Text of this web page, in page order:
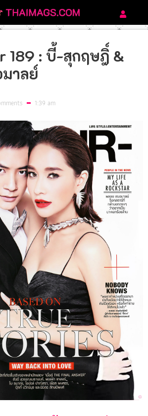
189 : บี้-สุกฤษฎิ์ &
าลย์
1:39 am